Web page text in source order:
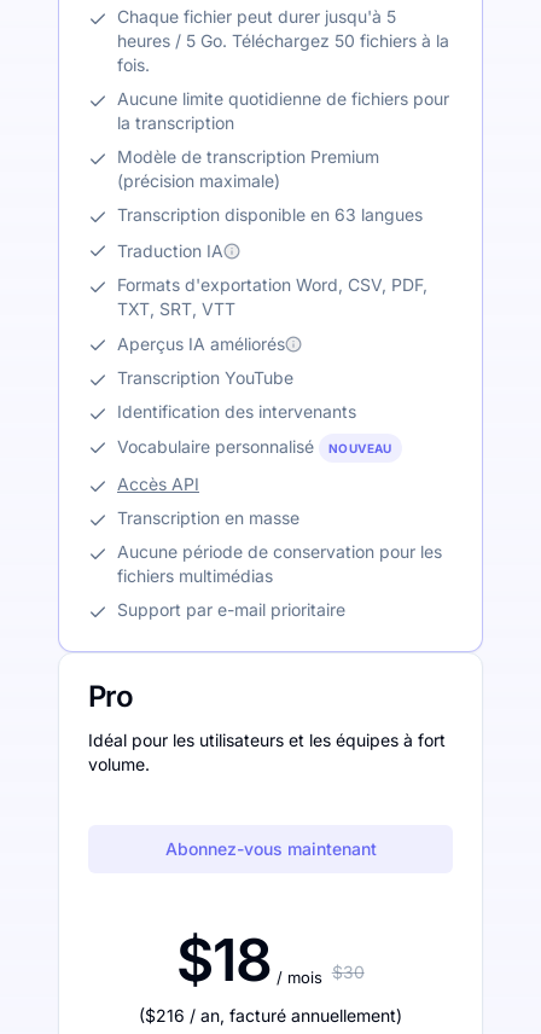
Chaque fichier peut durer jusqu'à 5
heures / 5 Go. Téléchargez 50 fichiers à la
fois.
Aucune limite quotidienne de fichiers pour
la transcription
Modèle de transcription Premium
(précision maximale)
Transcription disponible en 63 langues
Traduction IA
Formats d'exportation Word, CSV, PDF,
TXT, SRT, VTT
Aperçus IA améliorés
Transcription YouTube
Identification des intervenants
Vocabulaire personnalisé
NOUVEAU
Accès API
Transcription en masse
Aucune période de conservation pour les
fichiers multimédias
Support par e-mail prioritaire
Pro
Idéal pour les utilisateurs et les équipes à fort
volume.
Abonnez-vous maintenant
$18 / mois $30
($216 / an, facturé annuellement)